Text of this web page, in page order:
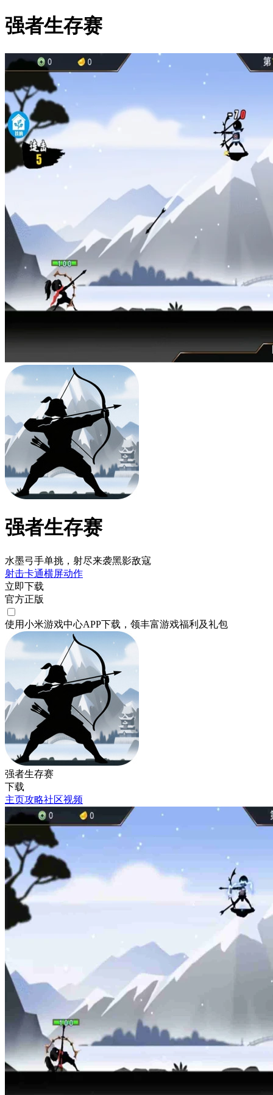
强者生存赛
强者生存赛
水墨弓手单挑，射尽来袭黑影敌寇
射击卡通横屏动作
立即下载
官方正版
使用小米游戏中心APP下载 ，领丰富游戏福利 及礼包
强者生存赛
下载
主页攻略社区视频